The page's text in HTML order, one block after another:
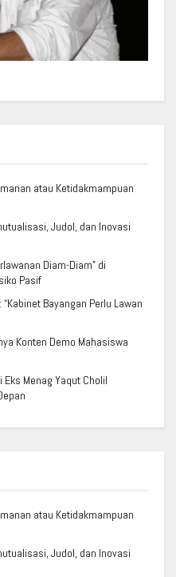
atau Ketidakmampuan
Judol, dan Inovasi
Diam-Diam” di
Pasif
Bayangan Perlu Lawan
Konten Demo Mahasiswa
Menag Yaqut Cholil
atau Ketidakmampuan
Judol, dan Inovasi